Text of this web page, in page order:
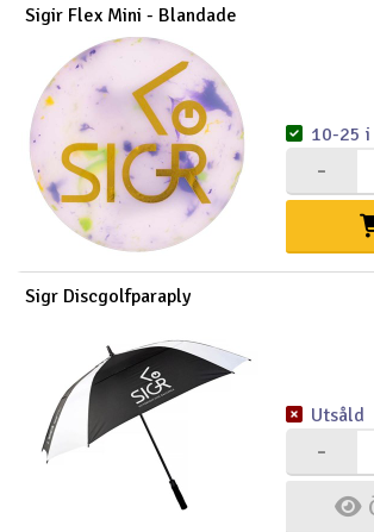
Outlet
Radioutrustning
Raketer
Scooter & elfordon
Smarthem, lek och hobby
Solenergi
Verktyg, utrustning och
Presentkort
Sigir Flex Mini - Blandade
-
10-25
Sigr Discgolfparaply
-
Utsåld